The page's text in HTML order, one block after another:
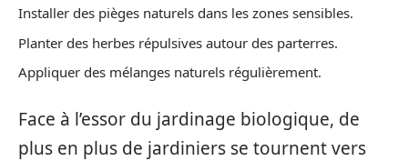
Installer des pièges naturels dans les zones sensibles.
Planter des herbes répulsives autour des parterres.
Appliquer des mélanges naturels régulièrement.
Face à l’essor du jardinage biologique, de
plus en plus de jardiniers se tournent vers